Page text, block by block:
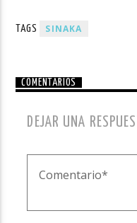
TAGS SINAKA
COMENTARIOS
DEJAR UNA